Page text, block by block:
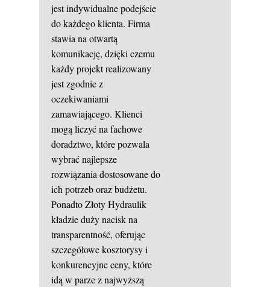
jest indywidualne podejście
do każdego klienta. Firma
stawia na otwartą
komunikację, dzięki czemu
każdy projekt realizowany
jest zgodnie z
oczekiwaniami
zamawiającego. Klienci
mogą liczyć na fachowe
doradztwo, które pozwala
wybrać najlepsze
rozwiązania dostosowane do
ich potrzeb oraz budżetu.
Ponadto Złoty Hydraulik
kładzie duży nacisk na
transparentność, oferując
szczegółowe kosztorysy i
konkurencyjne ceny, które
idą w parze z najwyższą